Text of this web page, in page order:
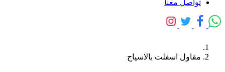
تواصل معنا
مقاول اسفلت بالاسياح